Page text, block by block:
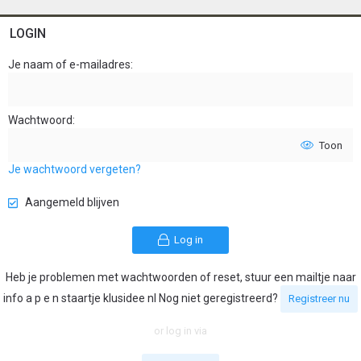
LOGIN
Je naam of e-mailadres
Wachtwoord
Toon
Je wachtwoord vergeten?
Aangemeld blijven
Log in
Heb je problemen met wachtwoorden of reset, stuur een mailtje naar
info a p e n staartje klusidee nl Nog niet geregistreerd?
Registreer nu
or log in via